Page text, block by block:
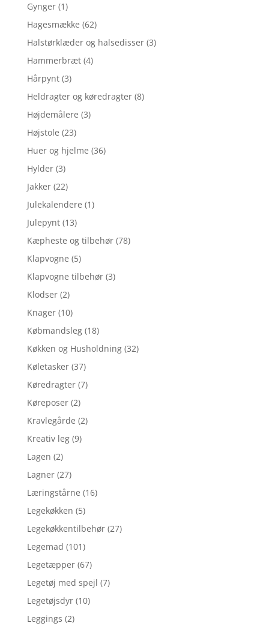
Gynger (1)
Hagesmække (62)
Halstørklæder og halsedisser (3)
Hammerbræt (4)
Hårpynt (3)
Heldragter og køredragter (8)
Højdemålere (3)
Højstole (23)
Huer og hjelme (36)
Hylder (3)
Jakker (22)
Julekalendere (1)
Julepynt (13)
Kæpheste og tilbehør (78)
Klapvogne (5)
Klapvogne tilbehør (3)
Klodser (2)
Knager (10)
Købmandsleg (18)
Køkken og Husholdning (32)
Køletasker (37)
Køredragter (7)
Køreposer (2)
Kravlegårde (2)
Kreativ leg (9)
Lagen (2)
Lagner (27)
Læringstårne (16)
Legekøkken (5)
Legekøkkentilbehør (27)
Legemad (101)
Legetæpper (67)
Legetøj med spejl (7)
Legetøjsdyr (10)
Leggings (2)